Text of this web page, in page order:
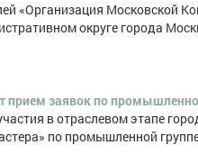
«Организация Московской
округе города
прием заявок по
в отраслевом этапе
по промышленной